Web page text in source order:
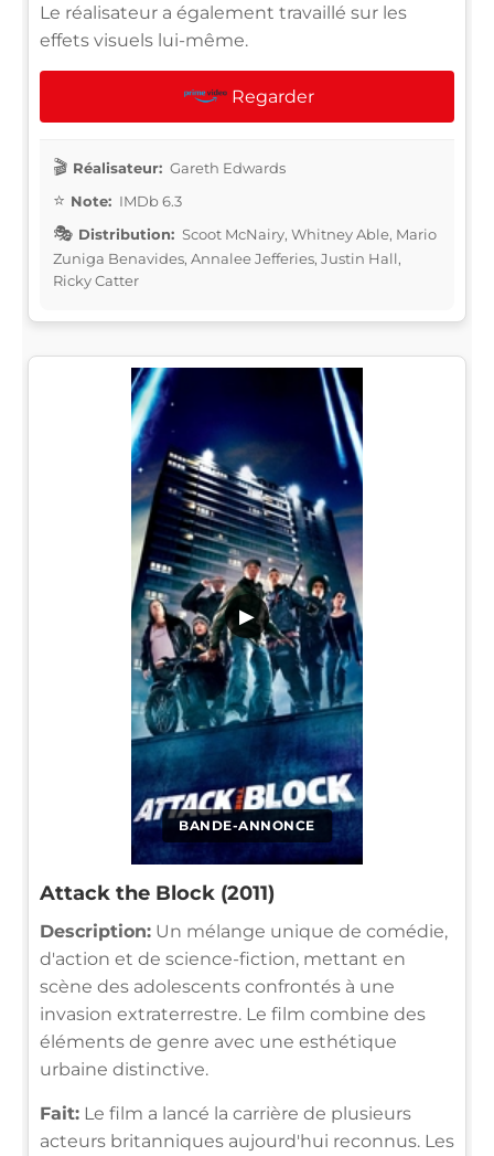
Le réalisateur a également travaillé sur les
effets visuels lui-même.
Regarder
Réalisateur: Gareth Edwards
Note: IMDb 6.3
Distribution: Scoot McNairy, Whitney Able, Mario
Zuniga Benavides, Annalee Jefferies, Justin Hall,
Ricky Catter
BANDE-ANNONCE
▶
Attack the Block (2011)
Description: Un mélange unique de comédie,
d'action et de science-fiction, mettant en
scène des adolescents confrontés à une
invasion extraterrestre. Le film combine des
éléments de genre avec une esthétique
urbaine distinctive.
Fait: Le film a lancé la carrière de plusieurs
acteurs britanniques aujourd'hui reconnus. Les